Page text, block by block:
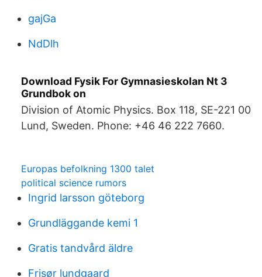
gajGa
NdDlh
Download Fysik For Gymnasieskolan Nt 3
Grundbok on
Division of Atomic Physics. Box 118, SE-221 00
Lund, Sweden. Phone: +46 46 222 7660.
Europas befolkning 1300 talet
political science rumors
Ingrid larsson göteborg
Grundläggande kemi 1
Gratis tandvård äldre
Frisør lundgaard